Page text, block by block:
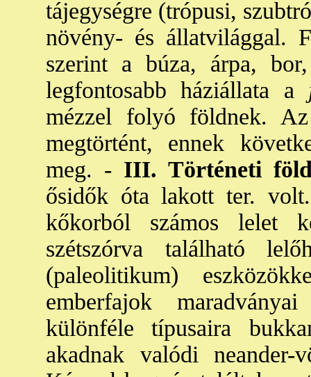
tájegységre (trópusi,
növény- és állatvilággal.
szerint a búza, árpa,
legfontosabb háziállata a
mézzel folyó földnek.
megtörtént, ennek
meg. - III. Történeti
ősidők óta lakott ter.
kőkorból számos lelet
szétszórva található
(paleolitikum)
emberfajok
különféle típusaira
akadnak valódi